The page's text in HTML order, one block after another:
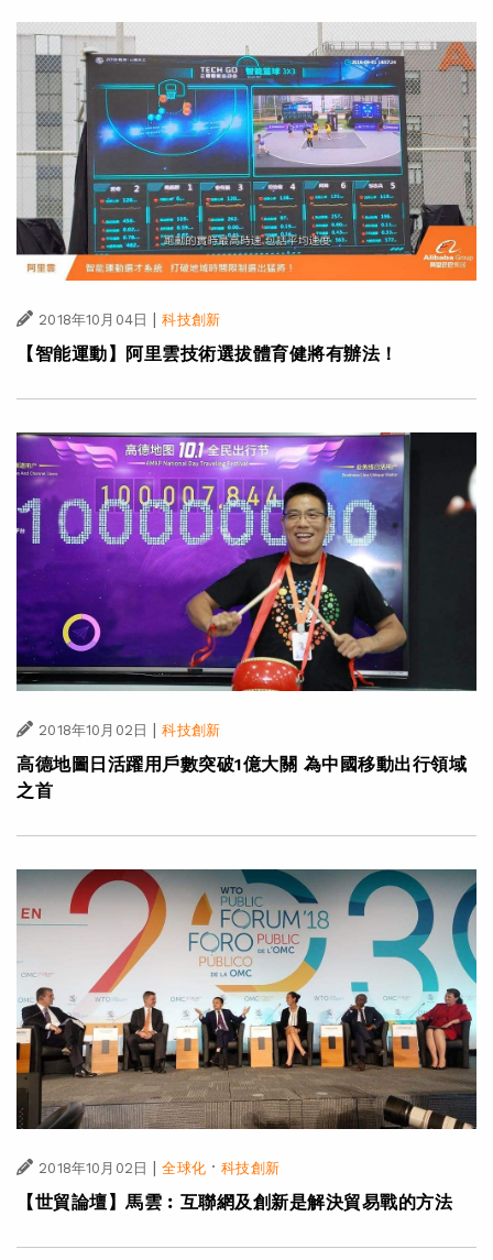
2018年10月04日 | 科技創新
【智能運動】阿里雲技術選拔體育健將有辦法！
2018年10月02日 科技創新
高德地圖日活躍用戶數突破1億大關 為中國移動出行領域
之首
2018年10月02日 | 全球化·科技創新
【世貿論壇】馬雲︰互聯網及創新是解決貿易戰的方法